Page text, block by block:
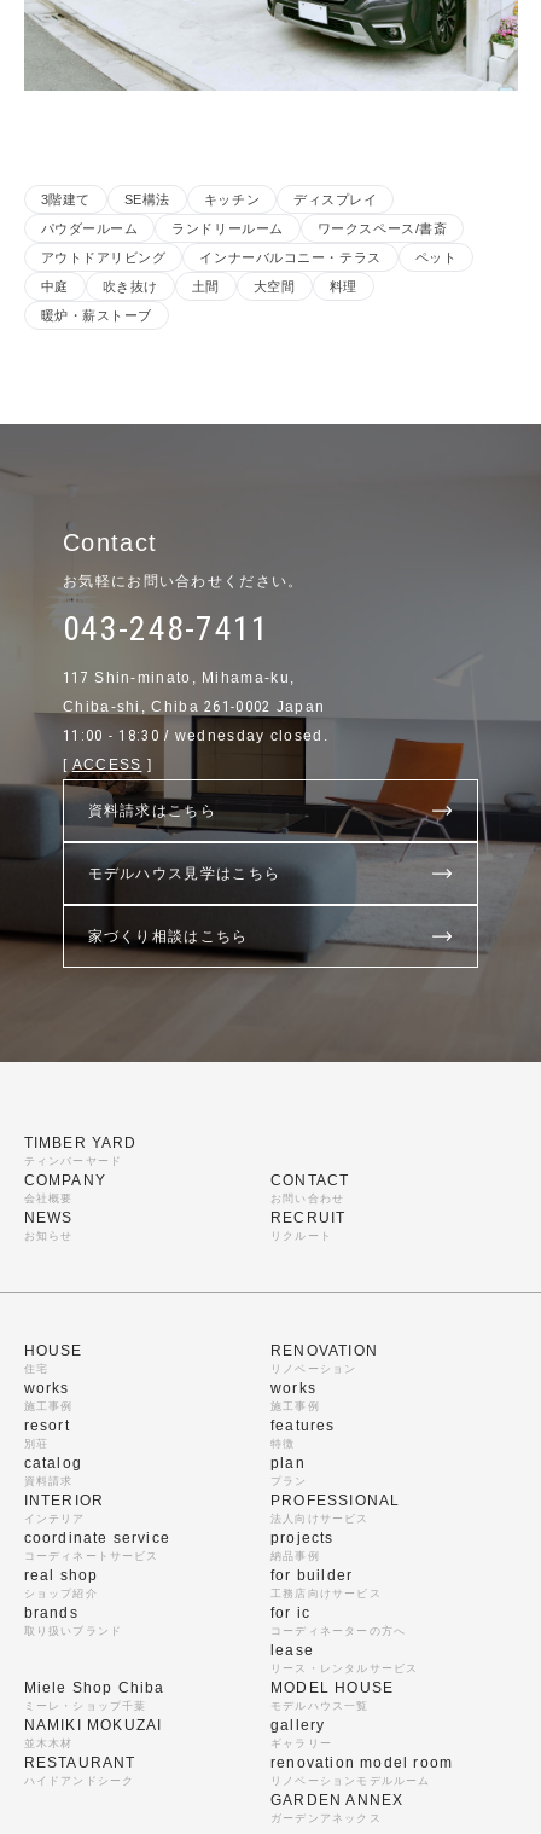
3階建て SE構法 キッチン
ディスプレイ
パウダールーム
ランドリールーム
ワークスペース/書斎
アウトドアリビング
インナーバルコニー・テラス
ペット
中庭
吹き抜け 土間 大空間
料理
暖炉・薪ストーブ
Contact
お気軽にお問い合わせください。
043-248-7411
117 Shin-minato, Mihama-ku,
Chiba-shi, Chiba261-0002 Japan
11:00 - 18:30 / wednesday closed.
[ ACCESS ]
資料請求はこちら
モデルハウス見学はこちら
家づくり相談はこちら
TIMBER YARD
ティンバーヤード
COMPANY
会社概要
NEWS
お知らせ
CONTACT
お問い合わせ
RECRUIT
リクルート
HOUSE
住宅
works
施工事例
resort
別荘
catalog
資料請求
RENOVATION
リノベーション
works
施工事例
features
特徴
plan
プラン
INTERIOR
インテリア
coordinate service
コーディネートサービス
real shop
ショップ紹介
brands
取り扱いブランド
PROFESSIONAL
法人向けサービス
projects
納品事例
for builder
工務店向けサービス
for ic
コーディネーターの方へ
lease
リース・レンタルサービス
Miele Shop Chiba
ミーレ・ショップ千葉
NAMIKI MOKUZAI
並木木材
RESTAURANT
ハイドアンドシーク
MODEL HOUSE
モデルハウス一覧
gallery
ギャラリー
renovation model room
リノベーションモデルルーム
GARDEN ANNEX
ガーデンアネックス